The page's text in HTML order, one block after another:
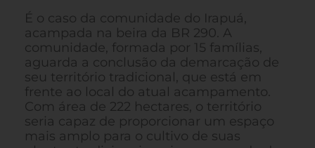
É o caso da comunidade do Irapuá,
acampada na beira da BR 290. A
comunidade, formada por 15 famílias,
aguarda a conclusão da demarcação de
seu território tradicional, que está em
frente ao local do atual acampamento.
Com área de 222 hectares, o território
seria capaz de proporcionar um espaço
mais amplo para o cultivo de suas